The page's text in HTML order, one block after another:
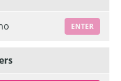
ENTER